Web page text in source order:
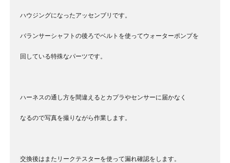
ハウジングになったアッセンブリです。
バランサーシャフトの後ろでベルトを使ってウォーターポンプを
回している特殊なパーツです。
ハーネスの通し方を間違えるとカプラやセンサーに届かなく
なるので写真を撮りながら作業します。
交換後はまたリークテスターを使って漏れ確認をします。